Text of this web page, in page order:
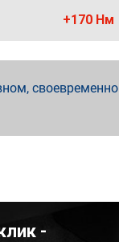
+170 Нм
своевременно
-